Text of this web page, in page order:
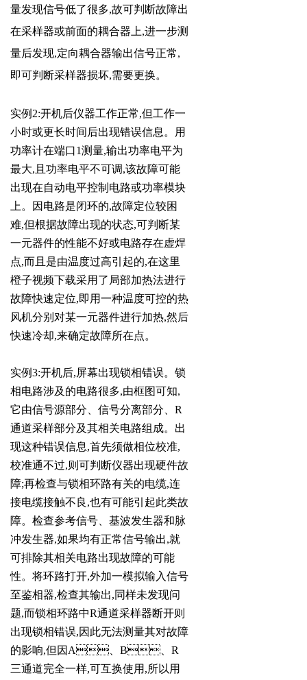
量发现信号低了很多,故可判断故障出
在采样器或前面的耦合器上,进一步测
量后发现,定向耦合器输出信号正常,
即可判断采样器损坏,需要更换。
实例2:开机后仪器工作正常,但工作一
小时或更长时间后出现错误信息。用
功率计在端口1测量,输出功率电平为
最大,且功率电平不可调,该故障可能
出现在自动电平控制电路或功率模块
上。因电路是闭环的,故障定位较困
难,但根据故障出现的状态,可判断某
一元器件的性能不好或电路存在虚焊
点,而且是由温度过高引起的,在这里
橙子视频下载采用了局部加热法进行
故障快速定位,即用一种温度可控的热
风机分别对某一元器件进行加热,然后
快速冷却,来确定故障所在点。
实例3:开机后,屏幕出现锁相错误。锁
相电路涉及的电路很多,由框图可知,
它由信号源部分、信号分离部分、R
通道采样部分及其相关电路组成。出
现这种错误信息,首先须做相位校准,
校准通不过,则可判断仪器出现硬件故
障;再检查与锁相环路有关的电缆,连
接电缆接触不良,也有可能引起此类故
障。检查参考信号、基波发生器和脉
冲发生器,如果均有正常信号输出,就
可排除其相关电路出现故障的可能
性。将环路打开,外加一模拟输入信号
至鉴相器,检查其输出,同样未发现问
题,而锁相环路中R通道采样器断开则
出现锁相错误,因此无法测量其对故障
的影响,但因A、B、R
三通道完全一样,可互换使用,所以用